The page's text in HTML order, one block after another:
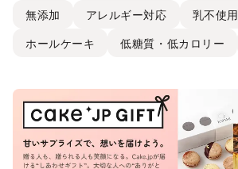
無添加 アレルギー対応 乳不使用
ホールケーキ 低糖質・低カロリー